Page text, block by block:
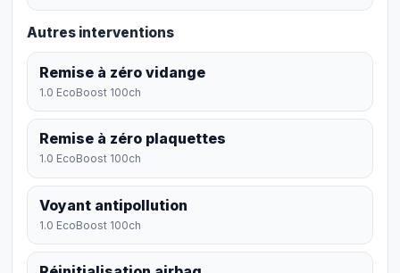
Autres interventions
Remise à zéro vidange
1.0 EcoBoost 100ch
Remise à zéro plaquettes
1.0 EcoBoost 100ch
Voyant antipollution
1.0 EcoBoost 100ch